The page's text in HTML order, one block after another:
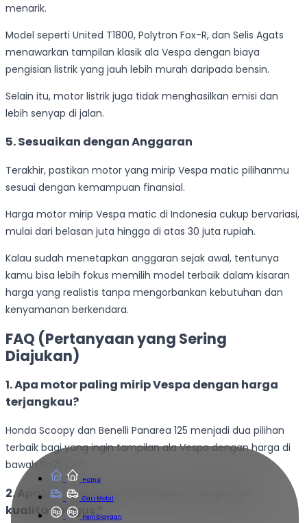
Home
Cari Mobil
Pembiayaan
menarik.
Model seperti United T1800, Polytron Fox-R, dan Selis Agats
menawarkan tampilan klasik ala Vespa dengan biaya
pengisian listrik yang jauh lebih murah daripada bensin.
Selain itu, motor listrik juga tidak menghasilkan emisi dan
lebih senyap di jalan.
5.Sesuaikan dengan Anggaran
Terakhir, pastikan motor yang mirip Vespa matic pilihanmu
sesuai dengan kemampuan finansial.
Harga motor mirip Vespa matic di Indonesia cukup bervariasi,
mulai dari belasan juta hingga di atas 30 juta rupiah.
Kalau sudah menetapkan anggaran sejak awal, tentunya
kamu bisa lebih fokus memilih model terbaik dalam kisaran
harga yang realistis tanpa mengorbankan kebutuhan dan
kenyamanan berkendara.
FAQ (Pertanyaan yang Sering
Diajukan)
1. Apa motor paling mirip Vespa dengan harga
terjangkau?
Honda Scoopy dan Benelli Panarea 125 menjadi dua pilihan
terbaik bagi yang ingin tampilan ala Vespa dengan harga di
bawah Rp25 juta.
2. Apakah motor mirip Vespa matic punya
kualitas bagus?